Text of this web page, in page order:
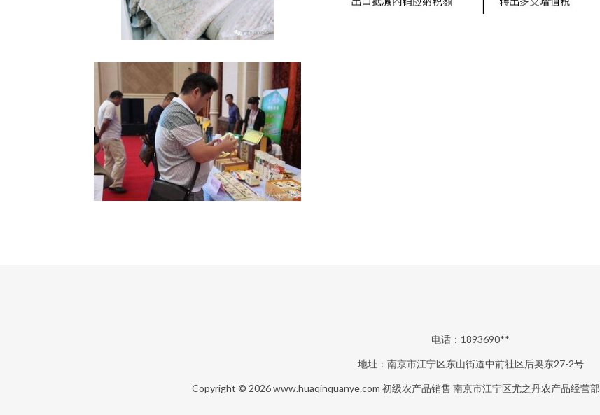
电话：1893690**
地址：南京市江宁区东山街道中前社区后奥东27-2号
Copyright © 2026www.huaqinquanye.com 初级农产品销售 南京市江宁区尤之丹农产品经营部